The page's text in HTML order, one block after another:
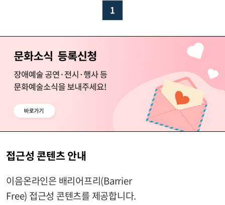
1
접근성 콘텐츠 안내
이음온라인은 배리어프리(Barrier
Free) 접근성 콘텐츠를 제공합니다.